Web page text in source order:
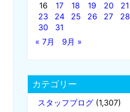
16
17 18 19 20 21
23
24 25 26 27 28
30
31
« 7月
9月 »
カテゴリー
スタッフブログ (1,307)